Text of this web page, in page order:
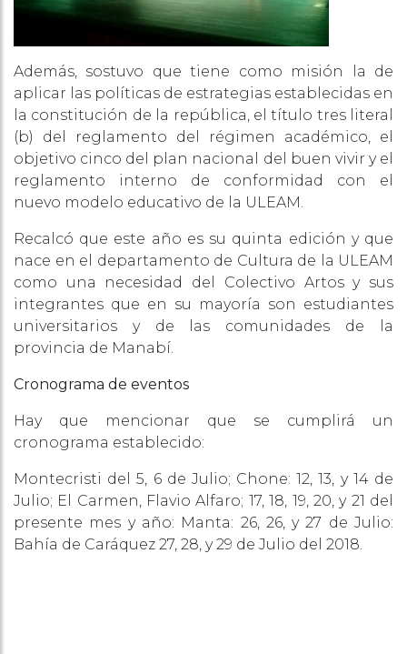
Además, sostuvo que tiene como misión la de
aplicar las políticas de estrategias establecidas en
la constitución de la república, el título tres literal
(b) del reglamento del régimen académico, el
objetivo cinco del plan nacional del buen vivir y el
reglamento interno de conformidad con el
nuevo modelo educativo de la ULEAM.
Recalcó que este año es su quinta edición y que
nace en el departamento de Cultura de la ULEAM
como una necesidad del Colectivo Artos y sus
integrantes que en su mayoría son estudiantes
universitarios y de las comunidades de la
provincia de Manabí.
Cronograma de eventos
Hay que mencionar que se cumplirá un
cronograma establecido:
Montecristi del 5, 6 de Julio; Chone: 12, 13, y 14 de
Julio; El Carmen, Flavio Alfaro; 17, 18, 19, 20, y 21 del
presente mes y año: Manta: 26, 26, y 27 de Julio:
Bahía de Caráquez 27, 28, y 29 de Julio del 2018.